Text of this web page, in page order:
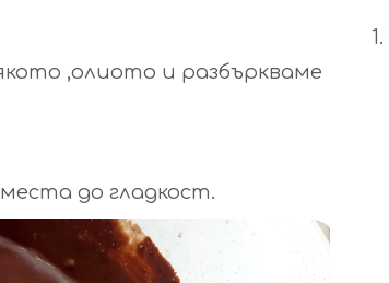
,олиото и разбъркваме
до гладкост.